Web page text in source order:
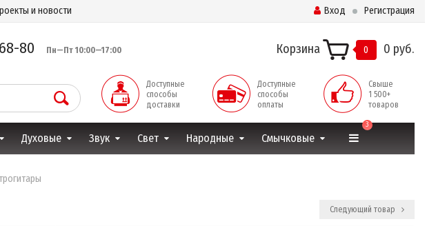
и новости Вход Регистрация
80 Пн—Пт 10:00—17:00 Корзина 0 0 руб.
Доступные
способы
доставки
Доступные
способы
оплаты
Свыше
1 500+
товаров
Духовые Звук Свет Народные Смычковые
3
Следующий товар